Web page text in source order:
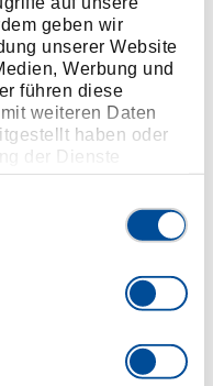
geben wir
unserer Website
Werbung und
führen diese
weiteren Daten
haben oder
der Dienste
EAN4010883872843
Polyamid-